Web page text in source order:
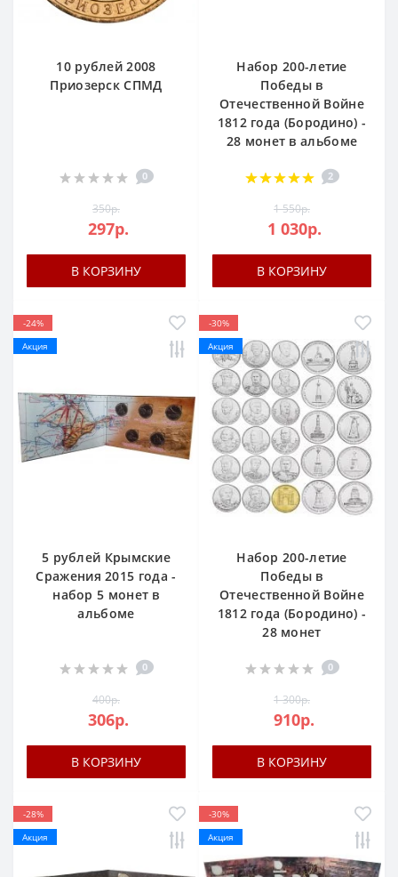
10 рублей 2008
Приозерск СПМД
0
350р.
297р.
В КОРЗИНУ
Набор 200-летие
Победы в
Отечественной Войне
1812 года (Бородино) -
28 монет в альбоме
2
1 550р.
1 030р.
В КОРЗИНУ
-24%
Акция
5 рублей Крымские
Сражения 2015 года -
набор 5 монет в
альбоме
0
400р.
306р.
В КОРЗИНУ
-30%
Акция
Набор 200-летие
Победы в
Отечественной Войне
1812 года (Бородино) -
28 монет
0
1 300р.
910р.
В КОРЗИНУ
-28%
Акция
-30%
Акция